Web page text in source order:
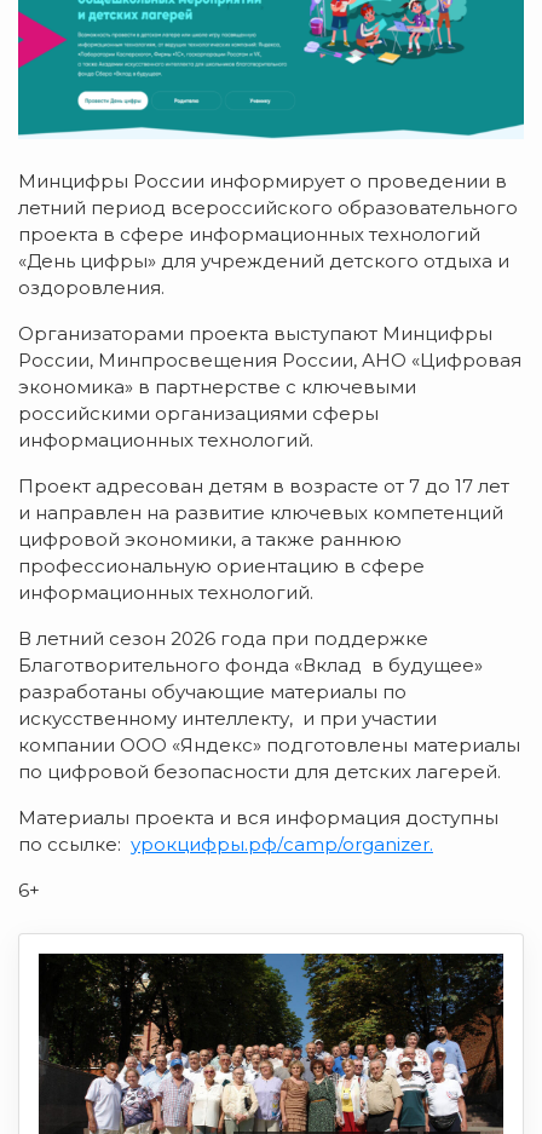
Минцифры России информирует о проведении в
летний период всероссийского образовательного
проекта в сфере информационных технологий
«День цифры» для учреждений детского отдыха и
оздоровления.
Организаторами проекта выступают Минцифры
России, Минпросвещения России, АНО «Цифровая
экономика» в партнерстве с ключевыми
российскими организациями сферы
информационных технологий.
Проект адресован детям в возрасте от 7 до 17 лет
и направлен на развитие ключевых компетенций
цифровой экономики, а также раннюю
профессиональную ориентацию в сфере
информационных технологий.
В летний сезон 2026 года при поддержке
Благотворительного фонда «Вклад в будущее»
разработаны обучающие материалы по
искусственному интеллекту, и при участии
компании ООО «Яндекс» подготовлены материалы
по цифровой безопасности для детских лагерей.
Материалы проекта и вся информация доступны
по ссылке: урокцифры.рф/camp/organizer.
6+